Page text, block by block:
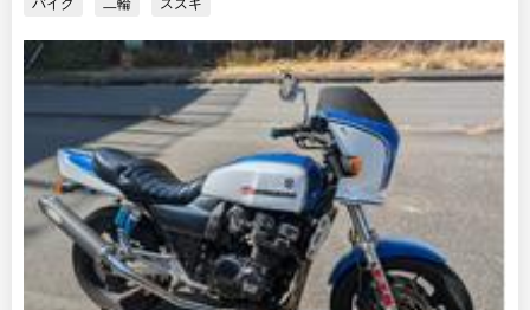
バイク 二輪 スズキ